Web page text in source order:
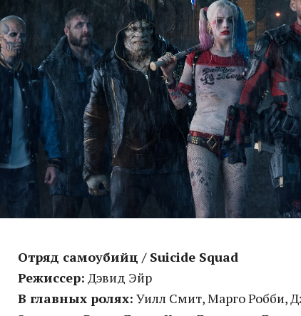
Отряд самоубийц / Suicide Squad
Режиссер: Дэвид Эйр
В главных ролях: Уилл Смит, Марго Робби,